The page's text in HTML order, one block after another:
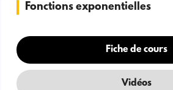
Fonctions exponentielles
Fiche de cours
Vidéos